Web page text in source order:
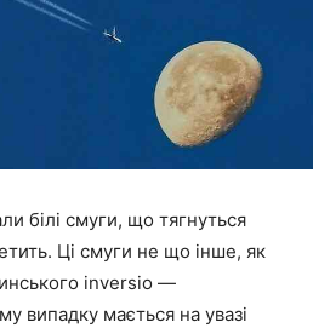
білі смуги, що тягнуться
Ці смуги не що інше, як
inversio —
випадку мається на увазі